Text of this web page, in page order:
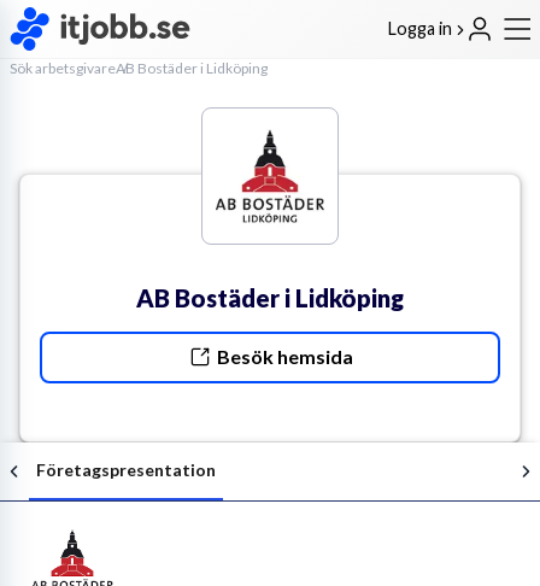
Logga in
Sök arbetsgivareAB Bostäder i Lidköping
AB Bostäder i Lidköping
Besök hemsida
Företagspresentation